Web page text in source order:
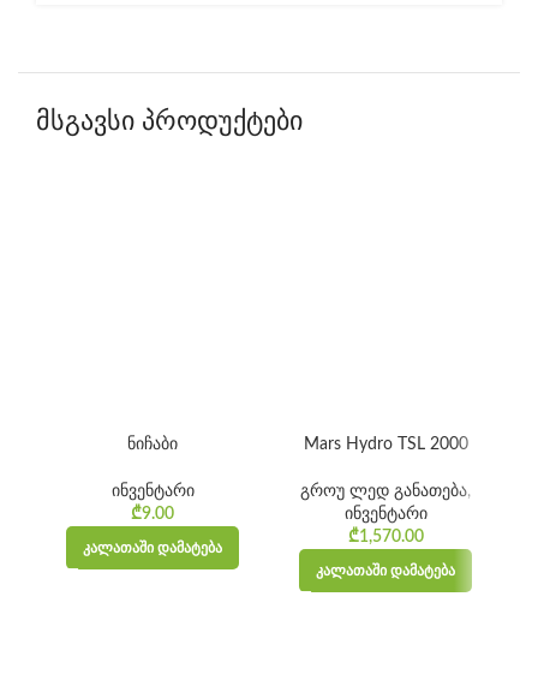
მსგავსი პროდუქტები
ნიჩაბი
ინვენტარი
₾9.00
ᲙᲐᲚᲐᲗᲐᲨᲘ ᲓᲐᲛᲐᲢᲔᲑᲐ
Mars Hydro TSL 2000
გროუ ლედ განათება,
ინვენტარი
₾1,570.00
ᲙᲐᲚᲐᲗᲐᲨᲘ ᲓᲐᲛᲐᲢᲔᲑᲐ